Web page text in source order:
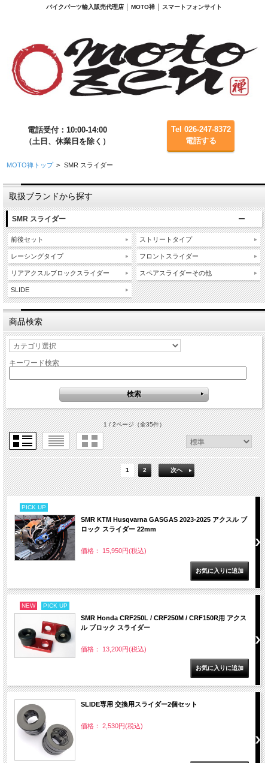
バイクパーツ輸入販売代理店 │ MOTO禅 │ スマートフォンサイト
電話受付：10:00-14:00
（土日、休業日を除く）
Tel 026-247-8372
電話する
MOTO禅トップ > SMR スライダー
取扱ブランドから探す
SMR スライダー
前後セット
レーシングタイプ
リアアクスルブロックスライダー
SLIDE
ストリートタイプ
フロントスライダー
スペアスライダーその他
商品検索
キーワード検索
1 / 2ページ（全35件）
1 2 次へ
PICK UP
SMR KTM Husqvarna GASGAS 2023-2025 アクスル ブ
ロック スライダー 22mm
価格： 15,950円(税込)
NEW PICK UP
SMR Honda CRF250L / CRF250M / CRF150R用 アクス
ル ブロック スライダー
価格： 13,200円(税込)
SLIDE専用 交換用スライダー2個セット
価格： 2,530円(税込)